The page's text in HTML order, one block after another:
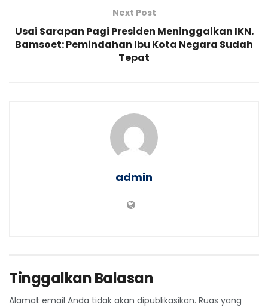
Next Post
Usai Sarapan Pagi Presiden Meninggalkan IKN.
Bamsoet: Pemindahan Ibu Kota Negara Sudah
Tepat
admin
Tinggalkan Balasan
Alamat email Anda tidak akan dipublikasikan. Ruas yang